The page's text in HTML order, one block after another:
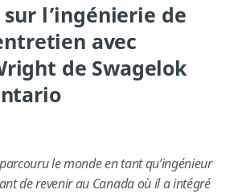
l’ingénierie de
avec
de Swagelok
le monde en tant qu’ingénieur
de revenir au Canada où il a intégré